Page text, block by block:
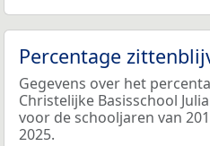
Percentage
Gegevens over het
Christelijke Basisschool
voor de schooljaren van
2025.